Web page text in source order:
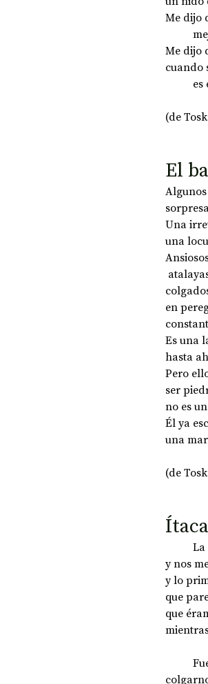
Me dijo
Me dijo
cuando
(de
El
Una
una
en
Es una
hasta
Pero
ser
no es
Él ya
una
(de
y nos
y lo
que
que